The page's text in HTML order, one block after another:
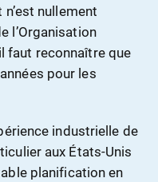
nullement
l’Organisation
faut reconnaître que
pour les
industrielle de
aux États-Unis
planification en